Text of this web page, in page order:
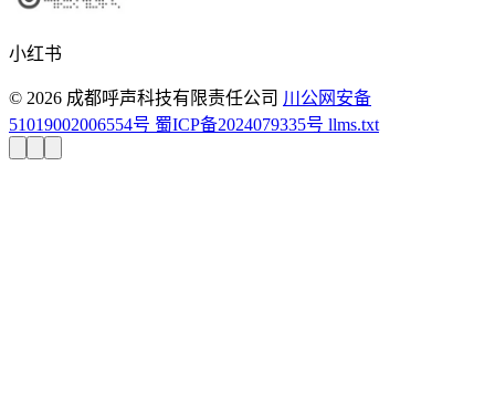
小红书
© 2026 成都呼声科技有限责任公司 川公网安备
51019002006554号 蜀ICP备2024079335号 llms.txt